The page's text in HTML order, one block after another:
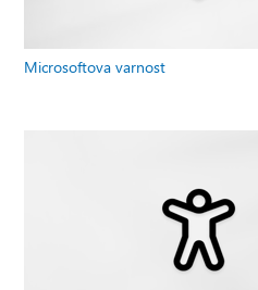
Microsoftova varnost